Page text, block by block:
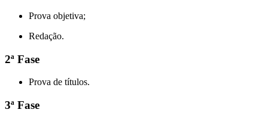
Prova objetiva;
Redação.
2ª Fase
Prova de títulos.
3ª Fase